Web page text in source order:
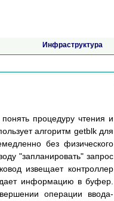
Инфраструктура
процедуру чтения и
алгоритм getblk для
без физического
"запланировать" запрос
извещает контроллер
информацию в буфер.
операции ввода-